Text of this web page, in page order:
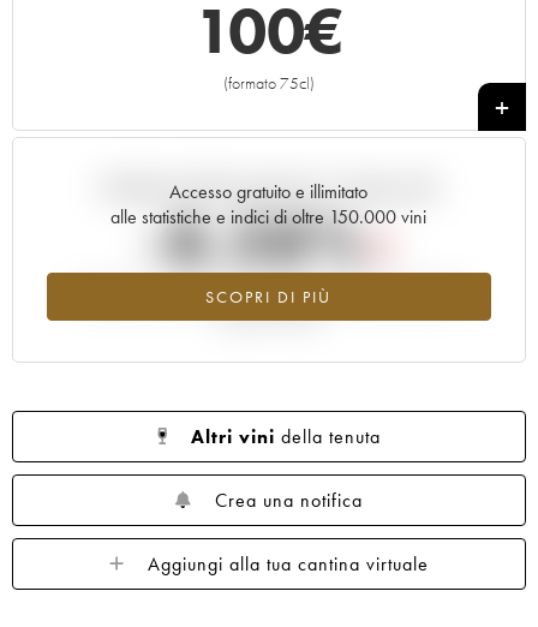
100€
(formato 75cl)
+
Accesso gratuito e illimitato
alle statistiche e indici di oltre 150.000 vini
SCOPRI DI PIÙ
Andamento della quotazione in tempo reale
-8.38%
Tendenza al ribasso per il valore dell'annata 2022 nel 2026
Altri vini della tenuta
Crea una notifica
Aggiungi alla tua cantina virtuale